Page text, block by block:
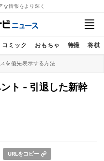
な情報をより深く
コミック おもちゃ 特撮 将棋
を優先表示する方法
ト - 引退した新幹
URLをコピー